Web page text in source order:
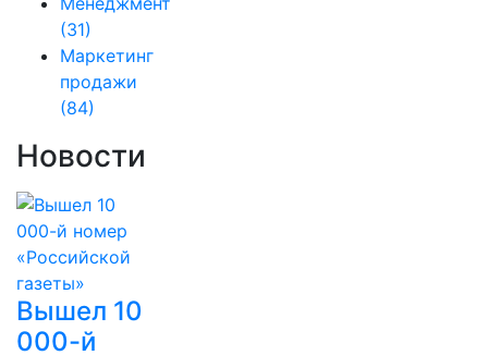
(31)
Маркетинг
продажи
(84)
Новости
Вышел 10
000-й